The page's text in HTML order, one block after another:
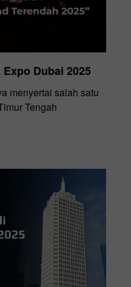
Dubai 2025
menyertai salah satu
Tengah